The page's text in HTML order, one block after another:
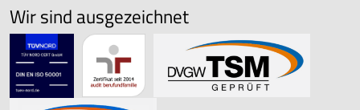
Wir sind ausgezeichnet